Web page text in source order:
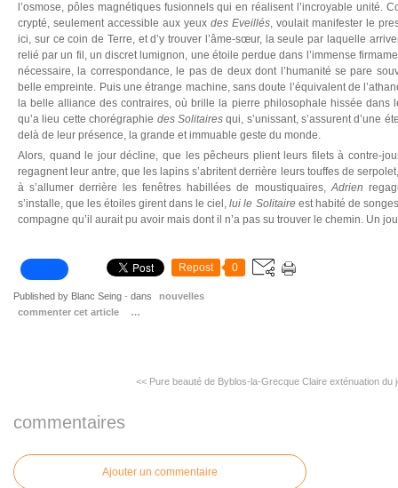
l’osmose, pôles magnétiques fusionnels qui en réalisent l’incroyable unité.
crypté, seulement accessible aux yeux des Eveillés, voulait manifester le
ici, sur ce coin de Terre, et d’y trouver l’âme-sœur, la seule par laquelle
relié par un fil, un discret lumignon, une étoile perdue dans l’immense
nécessaire, la correspondance, le pas de deux dont l’humanité se pare
belle empreinte. Puis une étrange machine, sans doute l’équivalent de
la belle alliance des contraires, où brille la pierre philosophale hissée dans
qu’a lieu cette chorégraphie des Solitairesqui, s’unissant, s’assurent d’une
delà de leur présence, la grande et immuable geste du monde.
Alors, quand le jour décline, que les pêcheurs plient leurs filets à contre-
regagnent leur antre, que les lapins s’abritent derrière leurs touffes de
à s’allumer derrière les fenêtres habillées de moustiquaires,Adrien
s’installe, que les étoiles girent dans le ciel,lui le Solitaireest habité de
compagne qu’il aurait pu avoir mais dont il n’a pas su trouver le chemin. Un
Repost 0
Published by Blanc Seing - dans
nouvelles
commenter cet article
…
<< Pure beauté de Byblos-la-Grecque Claire exténuation du
commentaires
Ajouter un commentaire